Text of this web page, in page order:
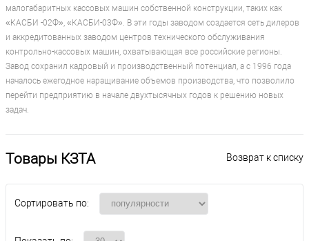
малогабаритных кассовых машин собственной конструкции, таких как
«КАСБИ -02Ф», «КАСБИ-03Ф». В эти годы заводом создается сеть дилеров
и аккредитованных заводом центров технического обслуживания
контрольно-кассовых машин, охватывающая все российские регионы.
Завод сохранил кадровый и производственный потенциал, а с 1996 года
началось ежегодное наращивание объемов производства, что позволило
перейти предприятию в начале двухтысячных годов к решению новых
задач.
Возврат к списку
Товары КЗТА
Сортировать по: